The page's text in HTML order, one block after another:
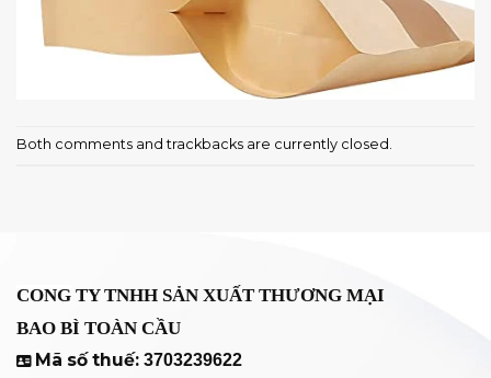
Both comments and trackbacks are currently closed.
CÔNG TY TNHH SẢN XUẤT THƯƠNG MẠI
BAO BÌ TOÀN CẦU
Mã số thuế: 3703239622